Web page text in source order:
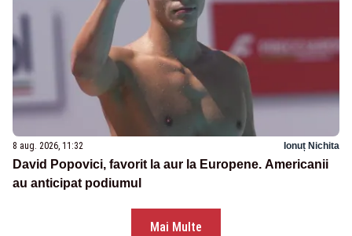
8 aug. 2026, 11:32 Ionuț Nichita
David Popovici, favorit la aur la Europene. Americanii
au anticipat podiumul
Mai Multe